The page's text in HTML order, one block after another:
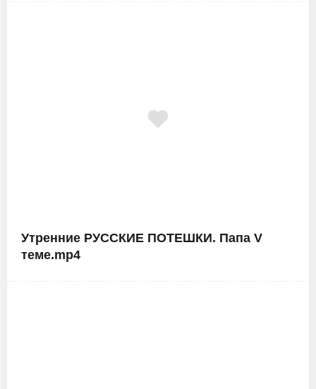
Утренние РУССКИЕ ПОТЕШКИ. Папа V
теме.mp4